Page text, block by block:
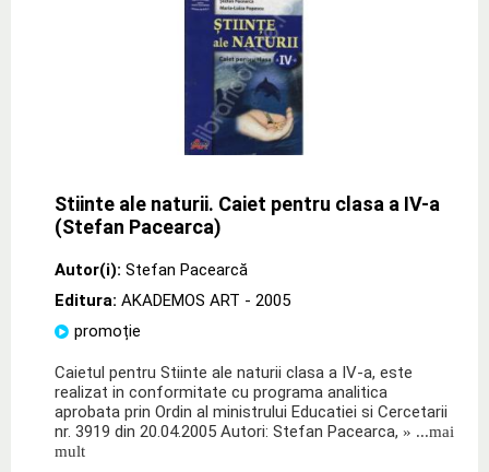
Stiinte ale naturii. Caiet pentru clasa a IV-a
(Stefan Pacearca)
Autor(i): Stefan Pacearcă
Editura: AKADEMOS ART - 2005
promoție
Caietul pentru Stiinte ale naturii clasa a IV-a, este
realizat in conformitate cu programa analitica
aprobata prin Ordin al ministrului Educatiei si Cercetarii
nr. 3919 din 20.04.2005 Autori: Stefan Pacearca, » ...mai
mult